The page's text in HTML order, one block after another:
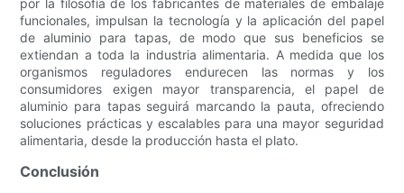
funcionales, impulsan la tecnología y la aplicación del papel
de aluminio para tapas, de modo que sus beneficios se
extiendan a toda la industria alimentaria. A medida que los
organismos reguladores endurecen las normas y los
consumidores exigen mayor transparencia, el papel de
aluminio para tapas seguirá marcando la pauta, ofreciendo
soluciones prácticas y escalables para una mayor seguridad
alimentaria, desde la producción hasta el plato.
Conclusión